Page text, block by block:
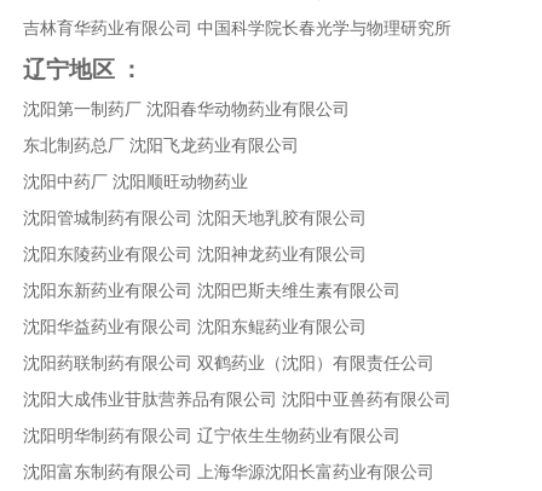
吉林育华药业有限公司 中国科学院长春光学与物理研究所
辽宁地区 ：
沈阳第一制药厂 沈阳春华动物药业有限公司
东北制药总厂 沈阳飞龙药业有限公司
沈阳中药厂 沈阳顺旺动物药业
沈阳管城制药有限公司 沈阳天地乳胶有限公司
沈阳东陵药业有限公司 沈阳神龙药业有限公司
沈阳东新药业有限公司 沈阳巴斯夫维生素有限公司
沈阳华益药业有限公司 沈阳东鲲药业有限公司
沈阳药联制药有限公司 双鹤药业（沈阳）有限责任公司
沈阳大成伟业苷肽营养品有限公司 沈阳中亚兽药有限公司
沈阳明华制药有限公司 辽宁依生生物药业有限公司
沈阳富东制药有限公司 上海华源沈阳长富药业有限公司